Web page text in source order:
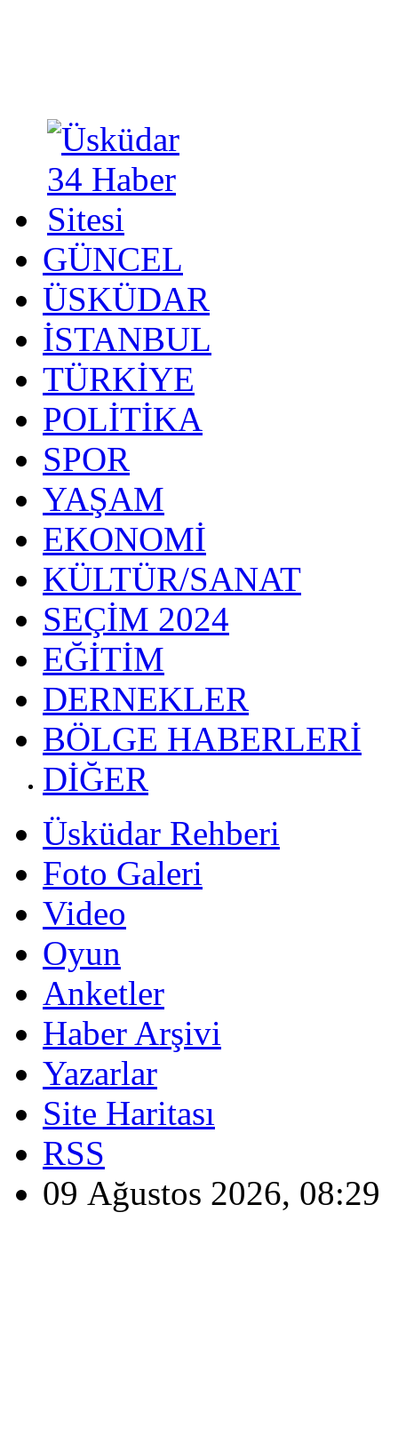
GÜNCEL
ÜSKÜDAR
İSTANBUL
TÜRKİYE
POLİTİKA
SPOR
YAŞAM
EKONOMİ
KÜLTÜR/SANAT
SEÇİM 2024
EĞİTİM
DERNEKLER
BÖLGE HABERLERİ
DİĞER
Üsküdar Rehberi
Foto Galeri
Video
Oyun
Anketler
Haber Arşivi
Yazarlar
Site Haritası
RSS
09 Ağustos 2026, 08:29